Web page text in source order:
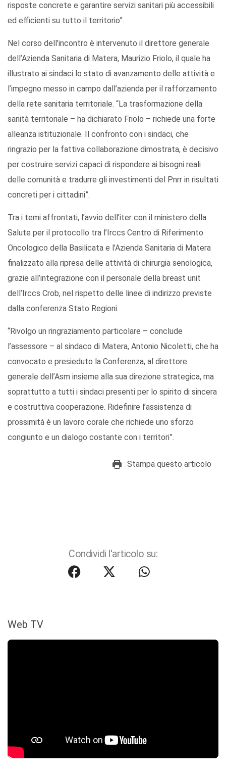
risposte concrete e garantire servizi sanitari più accessibili
ed efficienti su tutto il territorio”.
Nel corso dell’incontro è intervenuto il direttore generale
dell’Azienda Sanitaria di Matera, Maurizio Friolo, il quale ha
illustrato ai sindaci lo stato di avanzamento delle attività e
l’impegno messo in campo dall’azienda per il rafforzamento
della rete sanitaria territoriale. “La trasformazione della
sanità territoriale – ha dichiarato Friolo – richiede una forte
alleanza istituzionale. Il confronto con i sindaci, che
ringrazio per la fattiva collaborazione dimostrata, è decisivo
per costruire servizi capaci di rispondere ai bisogni reali
delle comunità e tradurre gli investimenti del Pnrr in risultati
concreti per i cittadini”.
Tra i temi affrontati, l’avvio dell’iter con il ministero della
Salute per il protocollo tra l’Irccs Centro di Riferimento
Oncologico della Basilicata e l’Azienda Sanitaria di Matera
finalizzato alla ripresa delle attività di chirurgia senologica,
grazie all’integrazione con il personale della breast unit
dell’Irccs Crob, nel rispetto delle linee di indirizzo previste
dalla conferenza Stato Regioni.
“Rivolgo un ringraziamento particolare – conclude
l’assessore – al sindaco di Matera, Antonio Nicoletti, che ha
convocato e presieduto la Conferenza, al direttore
generale dell’Asm insieme alla sua direzione strategica, ma
soprattutto a tutti i sindaci presenti per lo spirito di sincera
e costruttiva cooperazione. Ridefinire l’assistenza di
prossimità è un lavoro corale che richiede uno sforzo
congiunto e un dialogo costante con i territori”.
Stampa questo articolo
Condividi l'articolo su:
Web TV